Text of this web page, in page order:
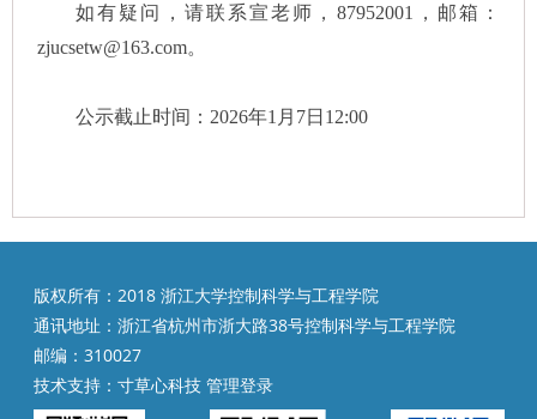
如有疑问，请联系宣老师，87952001，邮箱：
zjucsetw@163.com。
公示截止时间：2026年1月7日12:00
版权所有：2018 浙江大学控制科学与工程学院
通讯地址：浙江省杭州市浙大路38号控制科学与工程学院
邮编：310027
技术支持： 寸草心科技 管理登录